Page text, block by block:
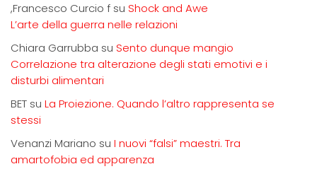
,Francesco Curcio f su Shock and Awe
L’arte della guerra nelle relazioni
Chiara Garrubba su Sento dunque mangio
Correlazione tra alterazione degli stati emotivi e i
disturbi alimentari
BET su La Proiezione. Quando l’altro rappresenta se
stessi
Venanzi Mariano su I nuovi “falsi” maestri. Tra
amartofobia ed apparenza